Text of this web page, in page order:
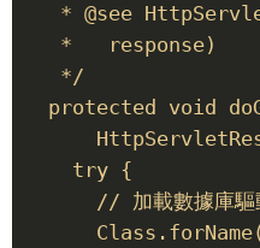
* @see
   *   response)
   */
protected void
    try {
// 加載數據庫驅